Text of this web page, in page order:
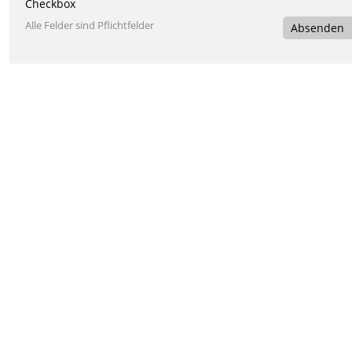
Checkbox
Alle Felder sind Pflichtfelder Absenden